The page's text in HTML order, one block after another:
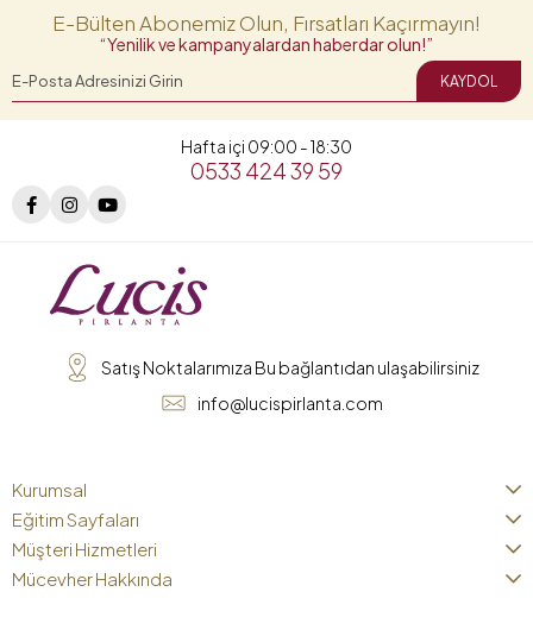
E-Bülten Abonemiz Olun, Fırsatları Kaçırmayın!
“Yenilik ve kampanyalardan haberdar olun!”
KAYDOL
Hafta içi 09:00 - 18:30
0533 424 39 59
Satış Noktalarımıza Bu bağlantıdan ulaşabilirsiniz
info@lucispirlanta.com
Kurumsal
Eğitim Sayfaları
Müşteri Hizmetleri
Mücevher Hakkında